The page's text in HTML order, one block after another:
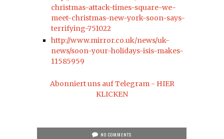
christmas-attack-times-square-we-
meet-christmas-new-york-soon-says-
terrifying-751022
http://www.mirror.co.uk/news/uk-
news/soon-your-holidays-isis-makes-
11585959
Abonniert uns auf Telegram - HIER
KLICKEN
NO COMMENTS